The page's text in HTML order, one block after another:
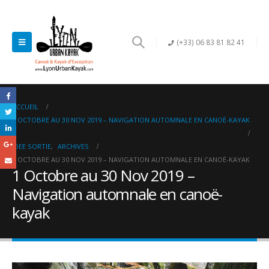
(+33) 06 83 81 82 41
ACCUEIL
1 OCTOBRE AU 30 NOV 2019 – NAVIGATION AUTOMNALE EN CANOË-KAYAK
IDEE SORTIE, ARCHIVES
1 OCTOBRE AU 30 NOV 2019 – NAVIGATION AUTOMNALE EN CANOË-KAYAK
1 Octobre au 30 Nov 2019 –
Navigation automnale en canoë-
kayak